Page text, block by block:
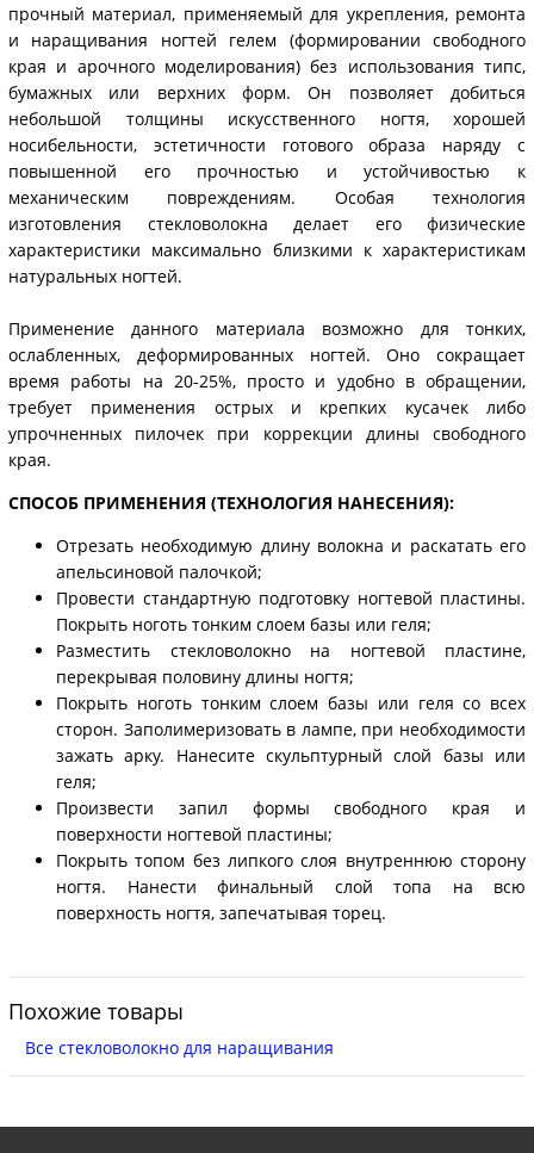
прочный материал, применяемый для укрепления, ремонта
и наращивания ногтей гелем (формировании свободного
края и арочного моделирования) без использования типс,
бумажных или верхних форм. Он позволяет добиться
небольшой толщины искусственного ногтя, хорошей
носибельности, эстетичности готового образа наряду с
повышенной его прочностью и устойчивостью к
механическим повреждениям. Особая технология
изготовления стекловолокна делает его физические
характеристики максимально близкими к характеристикам
натуральных ногтей.
Применение данного материала возможно для тонких,
ослабленных, деформированных ногтей. Оно сокращает
время работы на 20-25%, просто и удобно в обращении,
требует применения острых и крепких кусачек либо
упрочненных пилочек при коррекции длины свободного
края.
СПОСОБ ПРИМЕНЕНИЯ (ТЕХНОЛОГИЯ НАНЕСЕНИЯ):
Отрезать необходимую длину волокна и раскатать его
апельсиновой палочкой;
Провести стандартную подготовку ногтевой пластины.
Покрыть ноготь тонким слоем базы или геля;
Разместить стекловолокно на ногтевой пластине,
перекрывая половину длины ногтя;
Покрыть ноготь тонким слоем базы или геля со всех
сторон. Заполимеризовать в лампе, при необходимости
зажать арку. Нанесите скульптурный слой базы или
геля;
Произвести запил формы свободного края и
поверхности ногтевой пластины;
Покрыть топом без липкого слоя внутреннюю сторону
ногтя. Нанести финальный слой топа на всю
поверхность ногтя, запечатывая торец.
Похожие товары
Все стекловолокно для наращивания